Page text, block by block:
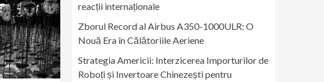
reacții internaționale
Zborul Record al Airbus A350-1000ULR: O
Nouă Era în Călătoriile Aeriene
Strategia Americii: Interzicerea Importurilor de
Roboți și Invertoare Chinezești pentru